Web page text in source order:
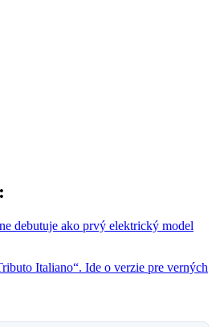
debutuje ako prvý elektrický model
Italiano“. Ide o verzie pre verných